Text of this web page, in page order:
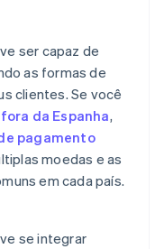
ser capaz de
as formas de
clientes. Se você
da Espanha,
pagamento
moedas e as
em cada país.
se integrar